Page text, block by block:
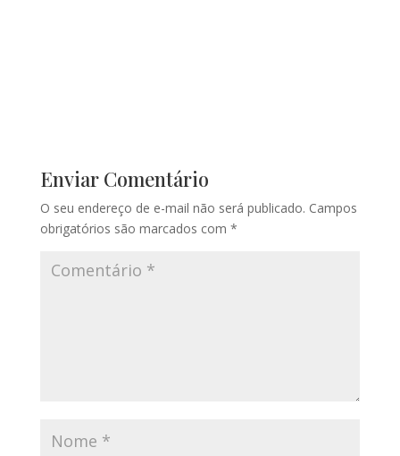
Enviar Comentário
O seu endereço de e-mail não será publicado. Campos
obrigatórios são marcados com *